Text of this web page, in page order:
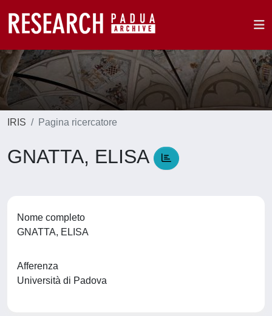
IRIS Pagina ricercatore
GNATTA, ELISA
Nome completo
GNATTA, ELISA
Afferenza
Università di Padova